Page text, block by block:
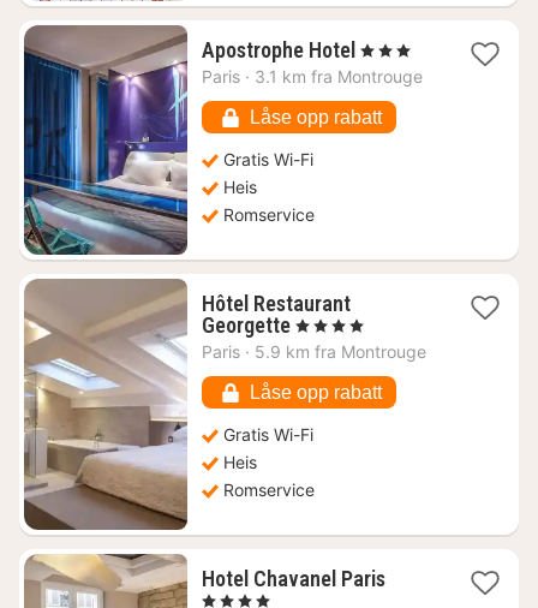
Apostrophe Hotel 1
natt
1018
kr.
, 3 Stjerner
Paris · 3.1 km fra Montrouge
Låse opp rabatt
Gratis Wi-Fi
Heis
Romservice
Hôtel Restaurant
Georgette1
natt
2637
kr.
, 4 Stjerner
Paris · 5.9 km fra Montrouge
Låse opp rabatt
Gratis Wi-Fi
Heis
Romservice
Hotel Chavanel Paris1
, 4 Stjerner